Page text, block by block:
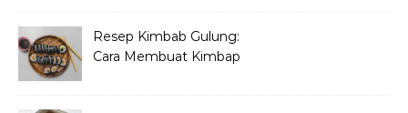
Resep Kimbab Gulung:
Cara Membuat Kimbap